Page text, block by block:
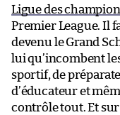
Ligue des
Premier League. Il
devenu le Grand
lui qu’incombent
sportif, de
d’éducateur et
contrôle tout. Et sur